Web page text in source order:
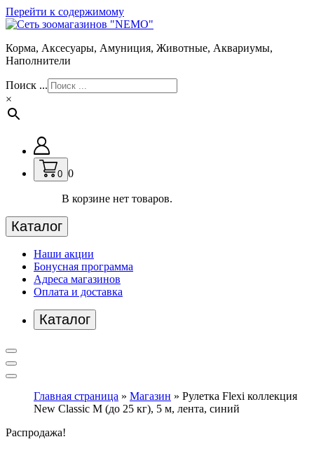
Перейти к содержимому
Корма, Аксесуары, Амуниция, Животные, Аквариумы,
Наполнители
Поиск ...
×
0 0
В корзине нет товаров.
Каталог
Наши акции
Бонусная программа
Адреса магазинов
Оплата и доставка
Каталог
Главная страница » Магазин » Рулетка Flexi коллекция
New Classic M (до 25 кг), 5 м, лента, синий
Распродажа!